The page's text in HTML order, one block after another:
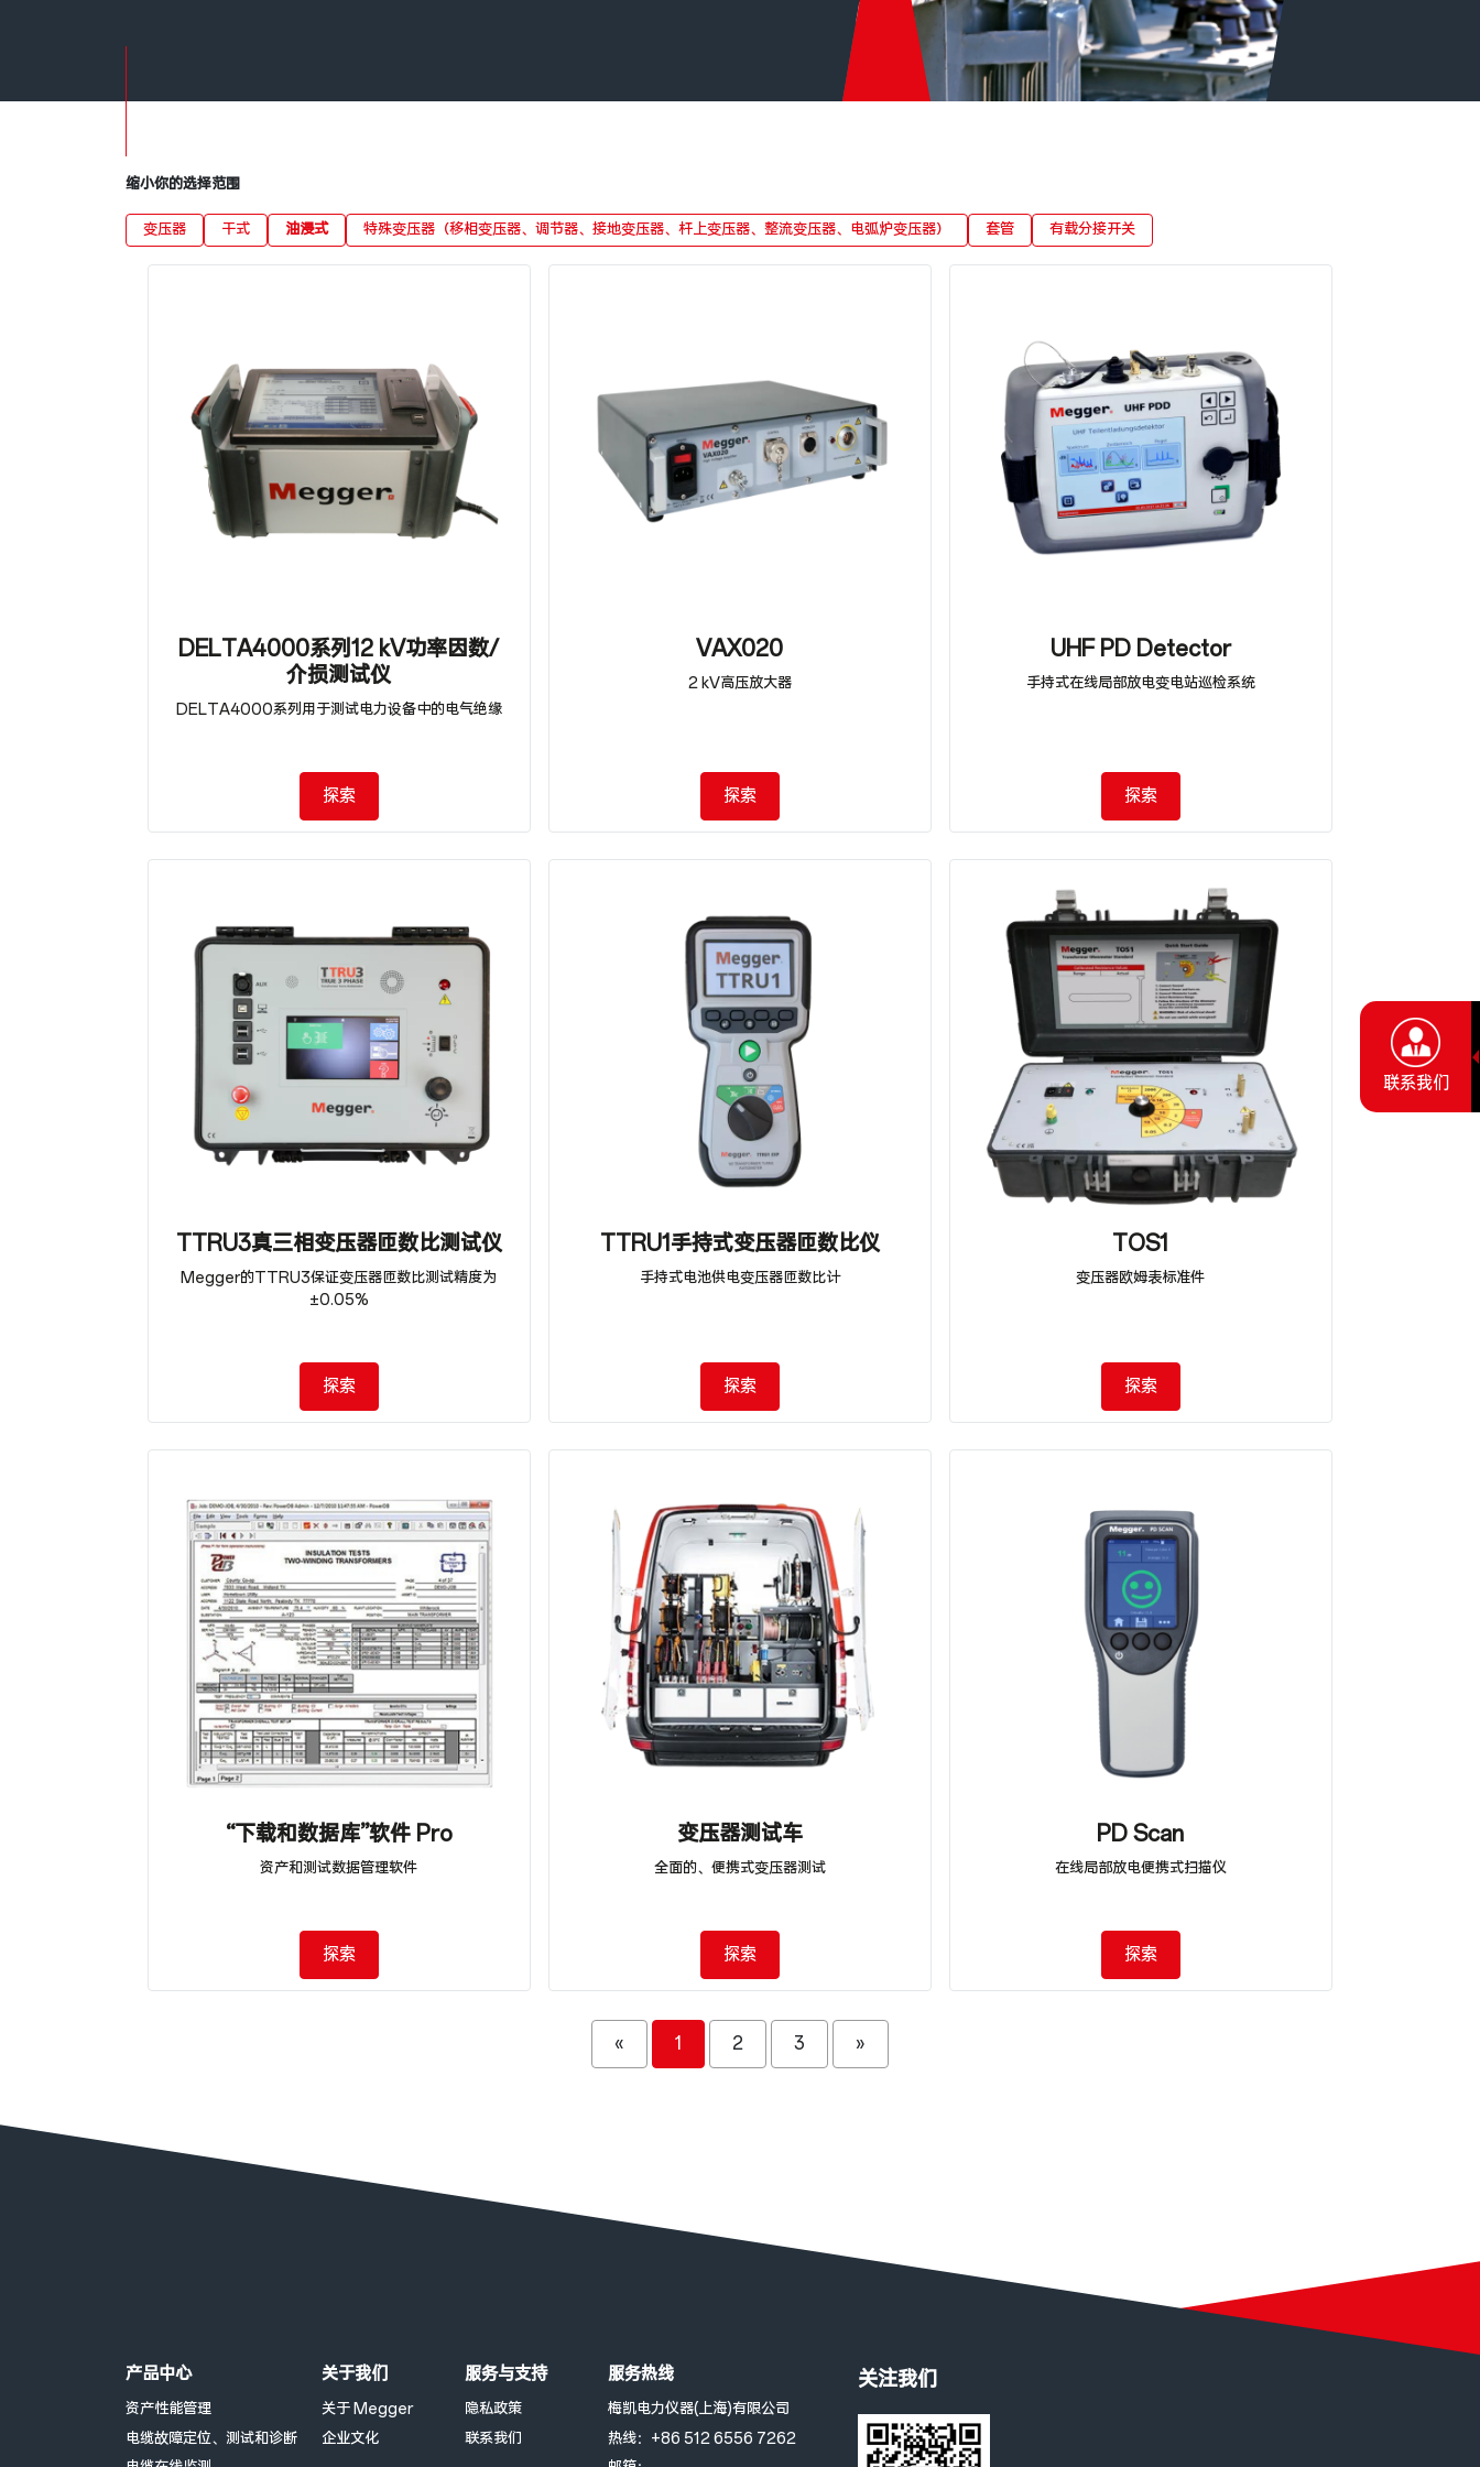
缩小你的选择范围
变压器 干式 油浸式 特殊变压器（移相变压器、调节器、接地变压器、杆上变压器、整流变压器、电弧炉变压器） 套管 有载分接开关
DELTA4000系列12 kV功率因数/
介损测试仪
DELTA4000系列用于测试电力设备中的电气绝缘
探索
VAX020
2 kV高压放大器
探索
UHF PD Detector
手持式在线局部放电变电站巡检系统
探索
TTRU3真三相变压器匝数比测试仪
Megger的TTRU3保证变压器匝数比测试精度为
±0.05%
探索
TTRU1手持式变压器匝数比仪
手持式电池供电变压器匝数比计
探索
TOS1
变压器欧姆表标准件
探索
“下载和数据库”软件 Pro
资产和测试数据管理软件
探索
变压器测试车
全面的、便携式变压器测试
探索
PD Scan
在线局部放电便携式扫描仪
探索
« 1 2 3 »
页脚菜单
产品中心
资产性能管理
电缆故障定位、测试和诊断
关于我们
关于 Megger
企业文化
服务与支持
隐私政策
联系我们
服务热线
梅凯电力仪器(上海)有限公司
热线：+86 512 6556 7262
关注我们
联系我们